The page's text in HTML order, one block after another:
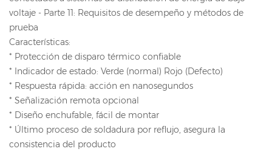
voltaje - Parte 11: Requisitos de desempeño y métodos de
prueba
Características:
* Protección de disparo térmico confiable
* Indicador de estado: Verde (normal) Rojo (Defecto)
* Respuesta rápida: acción en nanosegundos
* Señalización remota opcional
* Diseño enchufable, fácil de montar
* Último proceso de soldadura por reflujo, asegura la
consistencia del producto